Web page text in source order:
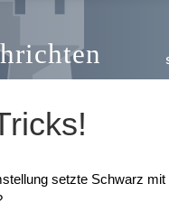
setzte Schwarz